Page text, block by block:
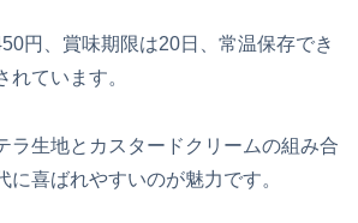
円、賞味期限は20日、常温保存でき
れています。
ラ生地とカスタードクリームの組み合
に喜ばれやすいのが魅力です。